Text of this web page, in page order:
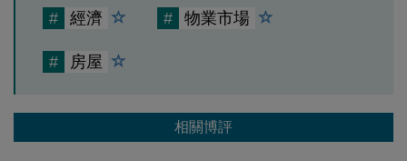
# 經濟 # 物業市場
# 房屋
相關博評